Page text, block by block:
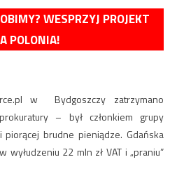
WESPRZYJ PROJEKT
POLONIA!
w Bydgoszczy zatrzymano
– był członkiem grupy
brudne pieniądze. Gdańska
wyłudzeniu 22 mln zł VATi „praniu”